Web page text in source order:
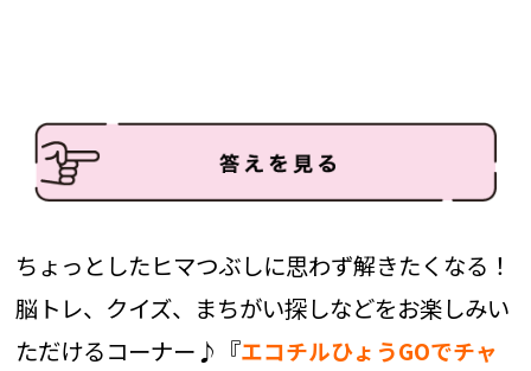
ちょっとしたヒマつぶしに思わず解きたくなる！
脳トレ、クイズ、まちがい探しなどをお楽しみい
ただけるコーナー♪『エコチルひょうGOでチャ